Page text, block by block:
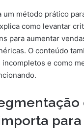
um método prático
como levantar
para aumentar
O conteúdo
e como